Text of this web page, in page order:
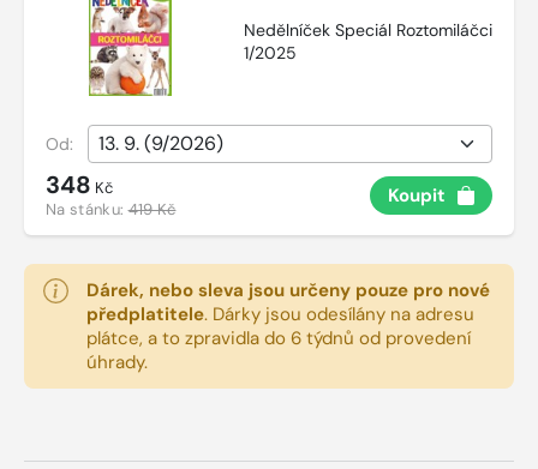
Nedělníček Speciál Roztomiláčci
1/2025
Od:
348 Kč
Na stánku:419 Kč
Koupit
Dárek, nebo sleva jsou určeny pouze pro nové
předplatitele. Dárky jsou odesílány na adresu
plátce, a to zpravidla do 6 týdnů od provedení
úhrady.